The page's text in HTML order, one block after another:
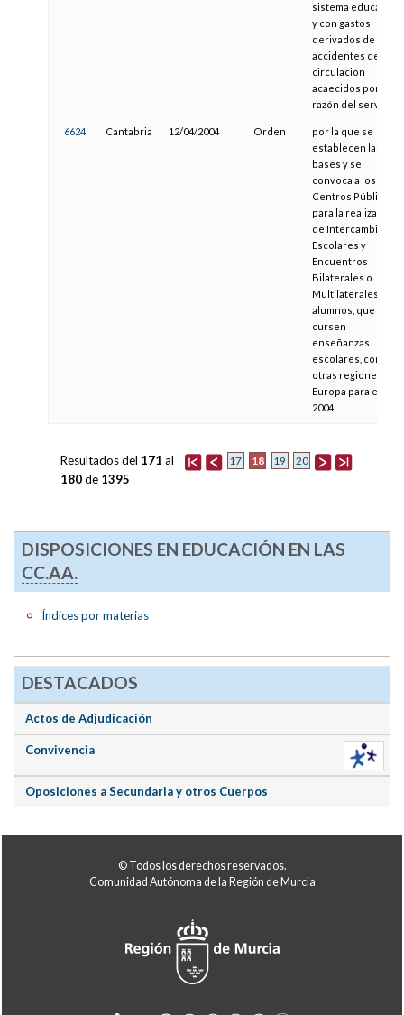
sistema educativo
y con gastos
derivados de
accidentes de
circulación
acaecidos por
razón del servicio
6624 Cantabria 12/04/2004 Orden
por la que se
establecen las
bases y se
convoca a los
Centros Públicos
para la realización
de Intercambios
Escolares y
Encuentros
Bilaterales o
Multilaterales de
alumnos, que
cursen
enseñanzas
escolares, con
otras regiones de
Europa para el año
2004
17 18 19 20
Resultados del 171 al
180de 1395
DISPOSICIONES EN EDUCACIÓN EN LAS
CC.AA.
Índices por materias
DESTACADOS
Actos de Adjudicación
Convivencia
Oposiciones a Secundaria y otros Cuerpos
© Todos los derechos reservados.
Comunidad Autónoma de la Región de Murcia